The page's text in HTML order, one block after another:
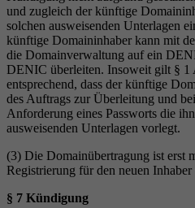
und zugleich der künftige
solchen ausweisenden Unterlagen
künftige Domaininhaber kann mit
die Domainverwaltung auf ein
DENIC überleiten. Insoweit gilt § 1
entsprechend, dass der künftige
des Auftrags zur Überleitung und
Anforderung eines Passworts die
ausweisenden Unterlagen vorlegt.
(3) Die Domainübertragung ist erst
Registrierung für den neuen
§ 7 Kündigung